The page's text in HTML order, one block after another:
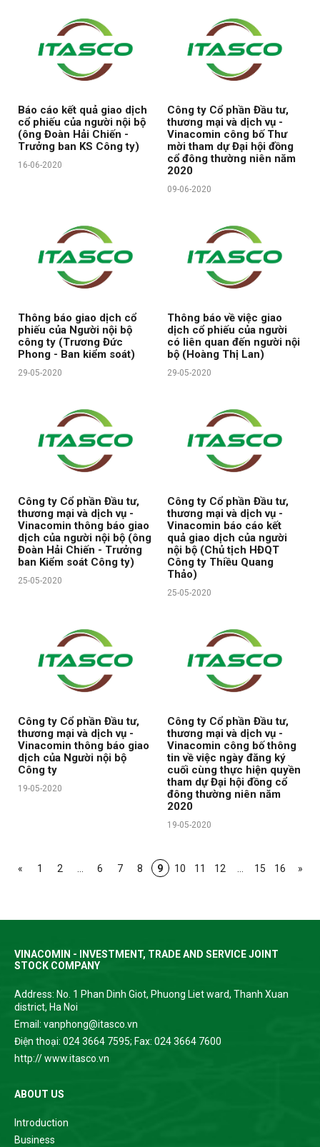
Báo cáo kết quả giao dịch
cổ phiếu của người nội bộ
(ông Đoàn Hải Chiến -
Trưởng ban KS Công ty)
16-06-2020
Công ty Cổ phần Đầu tư,
thương mại và dịch vụ -
Vinacomin công bố Thư
mời tham dự Đại hội đồng
cổ đông thường niên năm
2020
09-06-2020
Thông báo giao dịch cổ
phiếu của Người nội bộ
công ty (Trương Đức
Phong - Ban kiểm soát)
29-05-2020
Thông báo về việc giao
dịch cổ phiếu của người
có liên quan đến người nội
bộ (Hoàng Thị Lan)
29-05-2020
Công ty Cổ phần Đầu tư,
thương mại và dịch vụ -
Vinacomin thông báo giao
dịch của người nội bộ (ông
Đoàn Hải Chiến - Trưởng
ban Kiểm soát Công ty)
25-05-2020
Công ty Cổ phần Đầu tư,
thương mại và dịch vụ -
Vinacomin báo cáo kết
quả giao dịch của người
nội bộ (Chủ tịch HĐQT
Công ty Thiều Quang
Thảo)
25-05-2020
Công ty Cổ phần Đầu tư,
thương mại và dịch vụ -
Vinacomin thông báo giao
dịch của Người nội bộ
Công ty
19-05-2020
Công ty Cổ phần Đầu tư,
thương mại và dịch vụ -
Vinacomin công bố thông
tin về việc ngày đăng ký
cuối cùng thực hiện quyền
tham dự Đại hội đồng cổ
đông thường niên năm
2020
19-05-2020
« 1 2 6 7 8 9 10 11 12 15 16 »
VINACOMIN - INVESTMENT, TRADE AND SERVICE JOINT
STOCK COMPANY
Address: No. 1 Phan Dinh Giot, Phuong Liet ward, Thanh Xuan
district, Ha Noi
Email: vanphong@itasco.vn
Điện thoại: 024 3664 7595; Fax: 024 3664 7600
http:// www.itasco.vn
ABOUT US
Introduction
Business